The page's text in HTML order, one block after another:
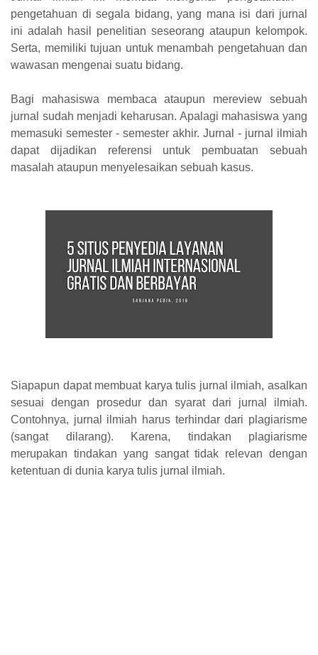
pengetahuan di segala bidang, yang mana isi dari jurnal
ini adalah hasil penelitian seseorang ataupun kelompok.
Serta, memiliki tujuan untuk menambah pengetahuan dan
wawasan mengenai suatu bidang.
Bagi mahasiswa membaca ataupun mereview sebuah
jurnal sudah menjadi keharusan. Apalagi mahasiswa yang
memasuki semester - semester akhir. Jurnal - jurnal ilmiah
dapat dijadikan referensi untuk pembuatan sebuah
masalah ataupun menyelesaikan sebuah kasus.
Siapapun dapat membuat karya tulis jurnal ilmiah, asalkan
sesuai dengan prosedur dan syarat dari jurnal ilmiah.
Contohnya, jurnal ilmiah harus terhindar dari plagiarisme
(sangat dilarang). Karena, tindakan plagiarisme
merupakan tindakan yang sangat tidak relevan dengan
ketentuan di dunia karya tulis jurnal ilmiah.